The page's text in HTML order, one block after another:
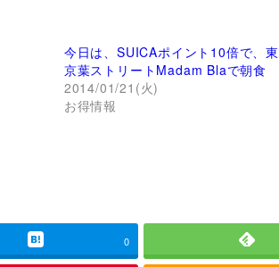
今日は、SUICAポイント10倍で、
京葉ストリートMadam Blaで朝食
2014/01/21(火)
お得情報
0